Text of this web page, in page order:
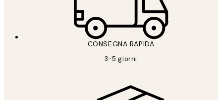
CONSEGNA RAPIDA
3-5 giorni